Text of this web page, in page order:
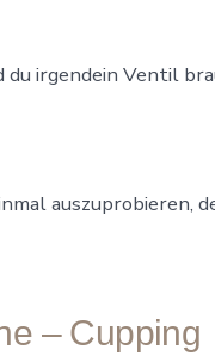
irgendein Ventil
auszuprobieren,
– Cupping